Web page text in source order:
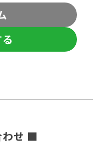
せ ■